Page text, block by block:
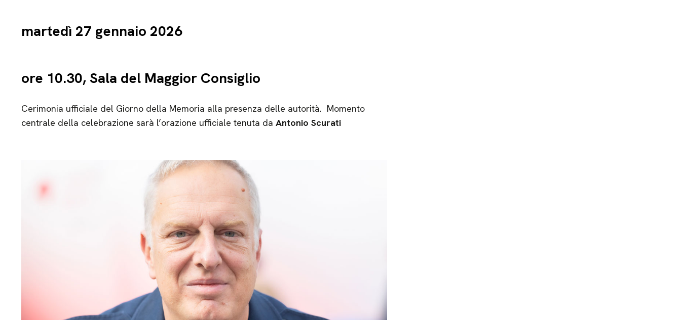
martedì 27 gennaio 2026
ore 10.30, Sala del Maggior Consiglio
Cerimonia ufficiale del Giorno della Memoria alla presenza delle autorità. Momento
centrale della celebrazione sarà l’orazione ufficiale tenuta da Antonio Scurati